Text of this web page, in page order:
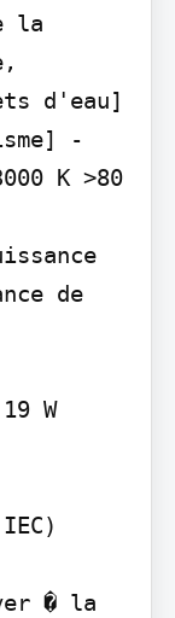
la
d'eau]
-
K >80
de
W
� la